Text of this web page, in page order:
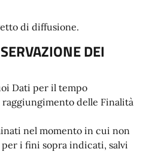
di diffusione.
DEI
Dati per il tempo
delle Finalità
nel momento in cui non
i fini sopra indicati, salvi